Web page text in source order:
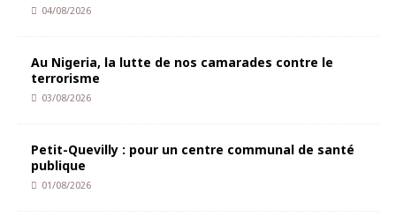
04/08/2026
Au Nigeria, la lutte de nos camarades contre le
terrorisme
03/08/2026
Petit-Quevilly : pour un centre communal de santé
publique
01/08/2026